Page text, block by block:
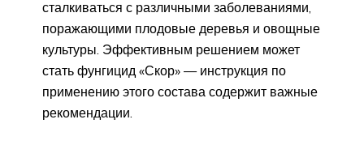
сталкиваться с различными заболеваниями,
поражающими плодовые деревья и овощные
культуры. Эффективным решением может
стать фунгицид «Скор» — инструкция по
применению этого состава содержит важные
рекомендации.